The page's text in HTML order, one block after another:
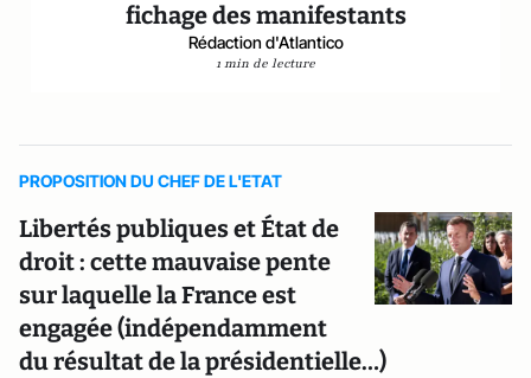
fichage des manifestants
Rédaction d'Atlantico
1 min de lecture
PROPOSITION DU CHEF DE L'ETAT
Libertés publiques et État de
droit : cette mauvaise pente
sur laquelle la France est
engagée (indépendamment
du résultat de la présidentielle…)